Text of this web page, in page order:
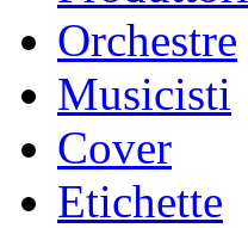
Orchestre
Musicisti
Cover
Etichette